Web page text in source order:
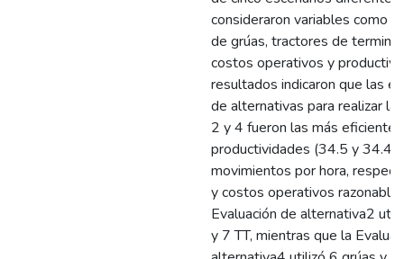
consideraron variables como
de grúas, tractores de
costos operativos y
resultados indicaron que las
de alternativas para realizar la
2 y 4 fueron las más
productividades (34.5 y 34.4
movimientos por hora,
y costos operativos
Evaluación de alternativa2
y 7 TT, mientras que la